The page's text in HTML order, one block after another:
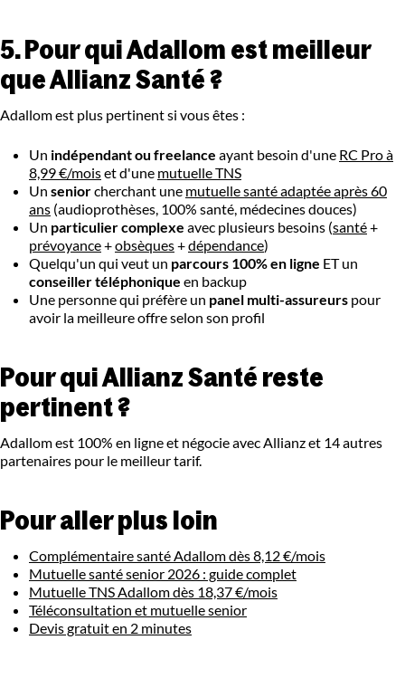
5. Pour qui Adallom est meilleur
que Allianz Santé ?
Adallom est plus pertinent si vous êtes :
Un indépendant ou freelance ayant besoin d'une RC Pro à
8,99 €/moiset d'une mutuelle TNS
Un seniorcherchant une mutuelle santé adaptée après 60
ans (audioprothèses, 100% santé, médecines douces)
Un particulier complexe avec plusieurs besoins (santé+
prévoyance+obsèques+dépendance)
Quelqu'un qui veut un parcours 100% en ligne ET un
conseiller téléphonique en backup
Une personne qui préfère un panel multi-assureurs pour
avoir la meilleure offre selon son profil
Pour qui Allianz Santé reste
pertinent ?
Adallom est 100% en ligne et négocie avec Allianz et 14 autres
partenaires pour le meilleur tarif.
Pour aller plus loin
Complémentaire santé Adallom dès 8,12 €/mois
Mutuelle santé senior 2026 : guide complet
Mutuelle TNS Adallom dès 18,37 €/mois
Téléconsultation et mutuelle senior
Devis gratuit en 2 minutes